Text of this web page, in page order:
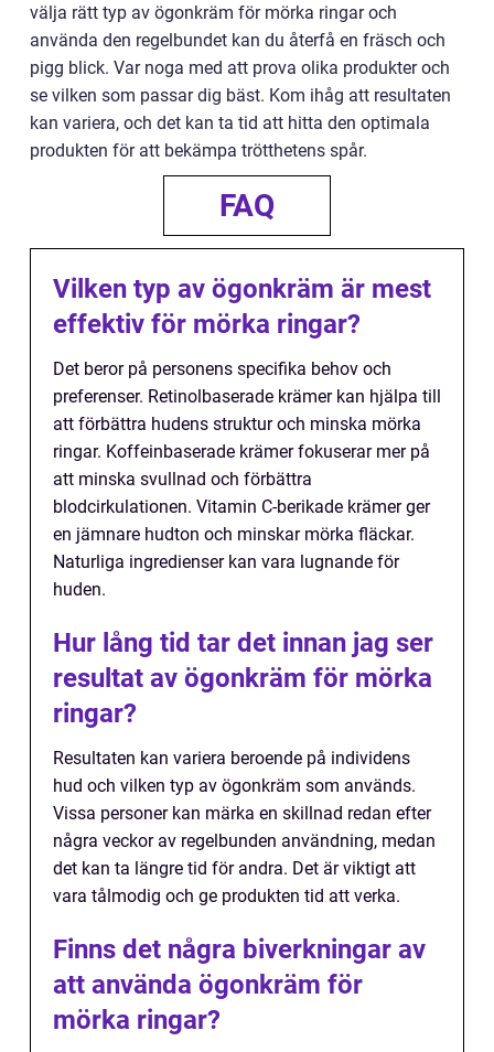
välja rätt typ av ögonkräm för mörka ringar och
använda den regelbundet kan du återfå en fräsch och
pigg blick. Var noga med att prova olika produkter och
se vilken som passar dig bäst. Kom ihåg att resultaten
kan variera, och det kan ta tid att hitta den optimala
produkten för att bekämpa trötthetens spår.
FAQ
Vilken typ av ögonkräm är mest
effektiv för mörka ringar?
Det beror på personens specifika behov och
preferenser. Retinolbaserade krämer kan hjälpa till
att förbättra hudens struktur och minska mörka
ringar. Koffeinbaserade krämer fokuserar mer på
att minska svullnad och förbättra
blodcirkulationen. Vitamin C-berikade krämer ger
en jämnare hudton och minskar mörka fläckar.
Naturliga ingredienser kan vara lugnande för
huden.
Hur lång tid tar det innan jag ser
resultat av ögonkräm för mörka
ringar?
Resultaten kan variera beroende på individens
hud och vilken typ av ögonkräm som används.
Vissa personer kan märka en skillnad redan efter
några veckor av regelbunden användning, medan
det kan ta längre tid för andra. Det är viktigt att
vara tålmodig och ge produkten tid att verka.
Finns det några biverkningar av
att använda ögonkräm för
mörka ringar?